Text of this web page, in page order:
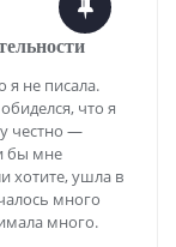
я не писала.
что я
честно —
бы мне
хотите, ушла в
много
много.